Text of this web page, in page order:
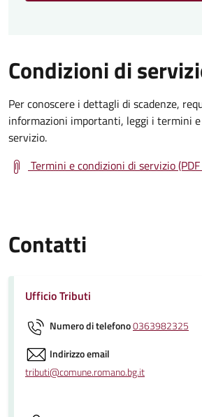
Condizioni di
Per conoscere i dettagli di scadenze,
informazioni importanti, leggi i termini
servizio.
Termini e condizioni di servizio
Contatti
Ufficio Tributi
Numero di telefono0363982325
Indirizzo email
tributi@comune.romano.bg.it